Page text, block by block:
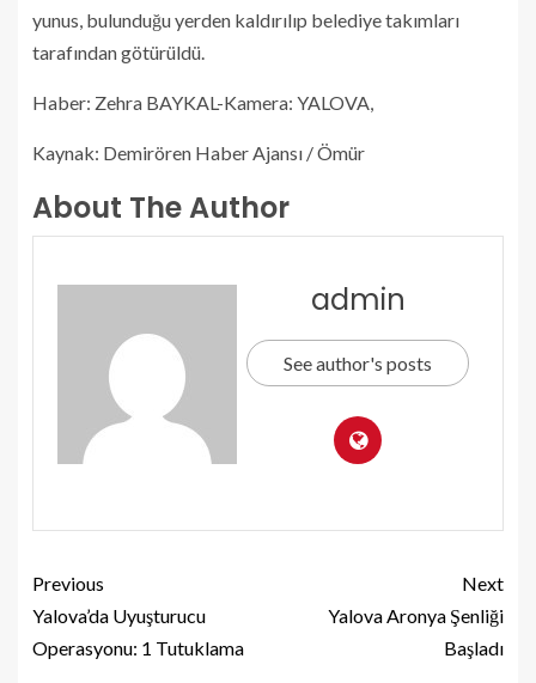
yunus, bulunduğu yerden kaldırılıp belediye takımları
tarafından götürüldü.
Haber: Zehra BAYKAL-Kamera: YALOVA,
Kaynak: Demirören Haber Ajansı / Ömür
About The Author
admin
See author's posts
Previous
Yalova’da Uyuşturucu
Operasyonu: 1 Tutuklama
Next
Yalova Aronya Şenliği
Başladı